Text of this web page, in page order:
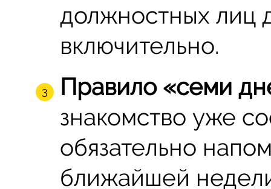
должностных лиц
включительно.
Правило «семи
знакомство уже
обязательно
ближайшей